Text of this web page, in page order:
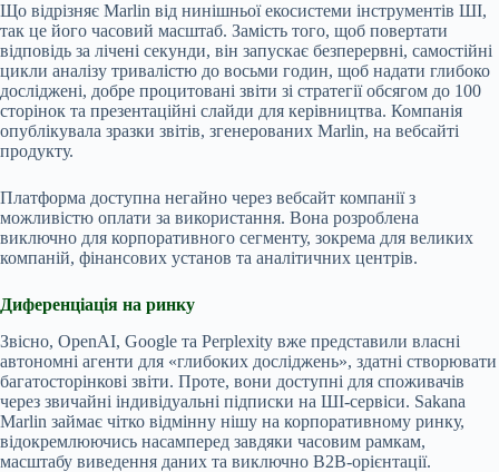
Що відрізняє Marlin від нинішньої екосистеми інструментів ШІ,
так це його часовий масштаб. Замість того, щоб повертати
відповідь за лічені секунди, він запускає безперервні, самостійні
цикли аналізу тривалістю до восьми годин, щоб надати глибоко
досліджені, добре процитовані звіти зі стратегії обсягом до 100
сторінок та презентаційні слайди для керівництва. Компанія
опублікувала зразки звітів, згенерованих Marlin, на вебсайті
продукту.
Платформа доступна негайно через вебсайт компанії з
можливістю оплати за використання. Вона розроблена
виключно для корпоративного сегменту, зокрема для великих
компаній, фінансових установ та аналітичних центрів.
Диференціація на ринку
Звісно, OpenAI, Google та Perplexity вже представили власні
автономні агенти для «глибоких досліджень», здатні створювати
багатосторінкові звіти. Проте, вони доступні для споживачів
через звичайні індивідуальні підписки на ШІ-сервіси. Sakana
Marlin займає чітко відмінну нішу на корпоративному ринку,
відокремлюючись насамперед завдяки часовим рамкам,
масштабу виведення даних та виключно B2B-орієнтації.